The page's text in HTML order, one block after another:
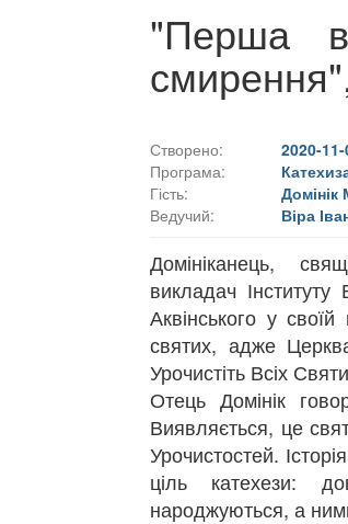
"Перша
Створено:
2020-
Програма:
Гість:
Домінік
Ведучий:
Віра
Домініканець,
викладач
Аквінського у
святих, адже
Урочистіть Всіх
Отець Домінік
Виявляється, це
Урочистостей.
ціль катехези:
народжуються, а